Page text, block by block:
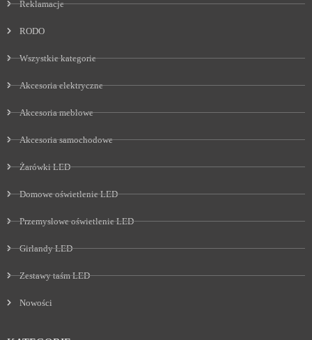
Reklamacje
RODO
Wszystkie kategorie
Akcesoria elektryczne
Akcesoria meblowe
Akcesoria samochodowe
Żarówki LED
Domowe oświetlenie LED
Przemysłowe oświetlenie LED
Girlandy LED
Zestawy taśm LED
Nowości